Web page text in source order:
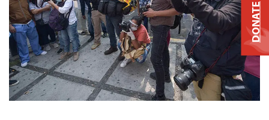
DONATE